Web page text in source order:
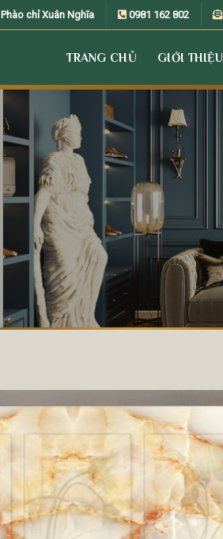
Phào chỉ Xuân Nghĩa 0981 162 802
TRANG CHỦ GIỚI THIỆU